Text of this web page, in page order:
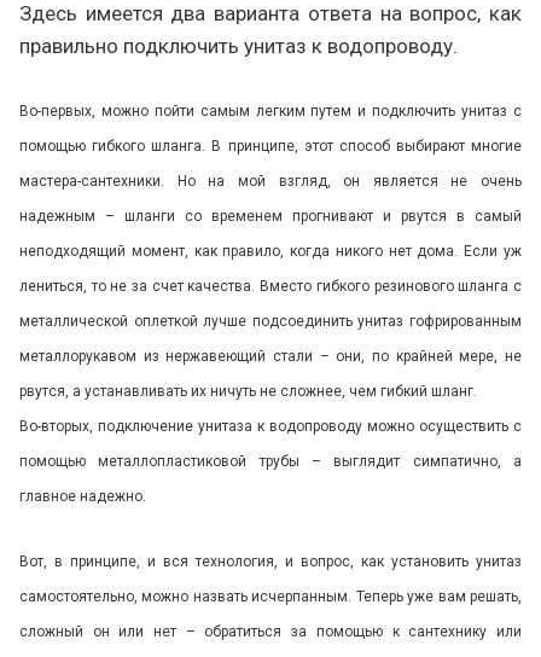
Здесь имеется два варианта ответа на вопрос, как
правильно подключить унитаз к водопроводу.
Во-первых, можно пойти самым легким путем и подключить унитаз с
помощью гибкого шланга. В принципе, этот способ выбирают многие
мастера-сантехники. Но на мой взгляд, он является не очень
надежным – шланги со временем прогнивают и рвутся в самый
неподходящий момент, как правило, когда никого нет дома. Если уж
лениться, то не за счет качества. Вместо гибкого резинового шланга с
металлической оплеткой лучше подсоединить унитаз гофрированным
металлорукавом из нержавеющий стали – они, по крайней мере, не
рвутся, а устанавливать их ничуть не сложнее, чем гибкий шланг.
Во-вторых, подключение унитаза к водопроводу можно осуществить с
помощью металлопластиковой трубы – выглядит симпатично, а
главное надежно.
Вот, в принципе, и вся технология, и вопрос, как установить унитаз
самостоятельно, можно назвать исчерпанным. Теперь уже вам решать,
сложный он или нет – обратиться за помощью к сантехнику или